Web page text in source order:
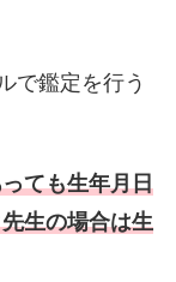
で鑑定を行う
ても生年月日
生の場合は生